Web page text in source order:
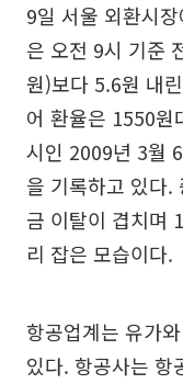
9일 서울 외환시
은 오전 9시 기준
원)보다 5.6원 내
어 환율은 1550원
시인 2009년 3월
을 기록하고 있다.
금 이탈이 겹치며
리 잡은 모습이다.
항공업계는 유가
있다. 항공사는 항